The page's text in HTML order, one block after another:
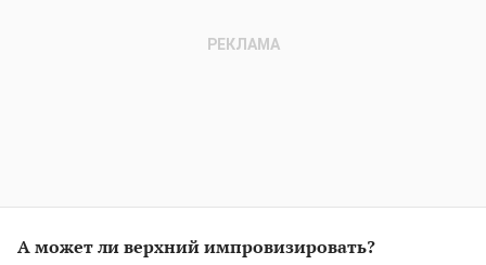
А может ли верхний импровизировать?